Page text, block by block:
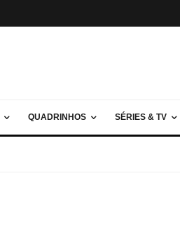
QUADRINHOS SÉRIES & TV